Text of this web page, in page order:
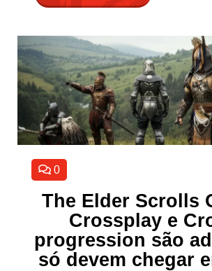
0
The Elder Scrolls
Crossplay e
progression são
só devem chegar